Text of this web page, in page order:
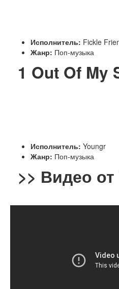
Исполнитель: Fickle
Жанр: Поп-музыка
1 Out Of My
Исполнитель: Youngr
Жанр: Поп-музыка
>> Видео